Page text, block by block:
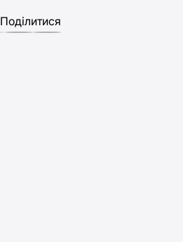
Поділитися